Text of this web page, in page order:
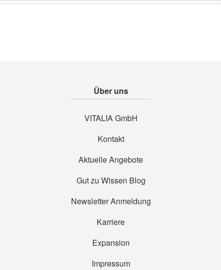
Über uns
VITALIA GmbH
Kontakt
Aktuelle Angebote
Gut zu Wissen Blog
Newsletter Anmeldung
Karriere
Expansion
Impressum